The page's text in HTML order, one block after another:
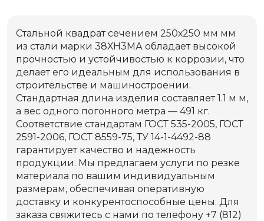
Стальной квадрат сечением 250х250 мм мм
из стали марки 38ХН3МА обладает высокой
прочностью и устойчивостью к коррозии, что
делает его идеальным для использования в
строительстве и машиностроении.
Стандартная длина изделия составляет 1.1 м м,
а вес одного погонного метра — 491 кг.
Соответствие стандартам ГОСТ 535-2005, ГОСТ
2591-2006, ГОСТ 8559-75, ТУ 14-1-4492-88
гарантирует качество и надежность
продукции. Мы предлагаем услуги по резке
материала по вашим индивидуальным
размерам, обеспечивая оперативную
доставку и конкурентоспособные цены. Для
заказа свяжитесь с нами по телефону +7 (812)